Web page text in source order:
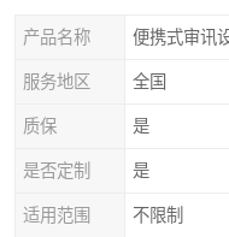
产品名称 便携式审讯
服务地区 全国
质保 是
是否定制 是
适用范围 不限制